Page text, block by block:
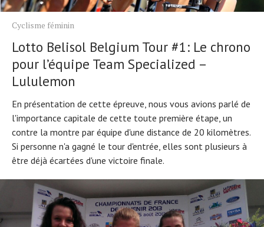
Cyclisme féminin
Lotto Belisol Belgium Tour #1: Le chrono
pour l’équipe Team Specialized –
Lululemon
En présentation de cette épreuve, nous vous avions parlé de
l'importance capitale de cette toute première étape, un
contre la montre par équipe d'une distance de 20 kilomètres.
Si personne n'a gagné le tour d'entrée, elles sont plusieurs à
être déjà écartées d'une victoire finale.